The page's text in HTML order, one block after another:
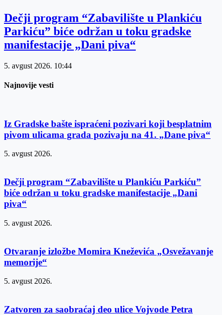
Dečji program “Zabavilište u Plankiću
Parkiću” biće održan u toku gradske
manifestacije „Dani piva“
5. avgust 2026. 10:44
Najnovije vesti
Iz Gradske bašte ispraćeni pozivari koji besplatnim
pivom ulicama grada pozivaju na 41. „Dane piva“
5. avgust 2026.
Dečji program “Zabavilište u Plankiću Parkiću”
biće održan u toku gradske manifestacije „Dani
piva“
5. avgust 2026.
Otvaranje izložbe Momira Kneževića „Osvežavanje
memorije“
5. avgust 2026.
Zatvoren za saobraćaj deo ulice Vojvode Petra